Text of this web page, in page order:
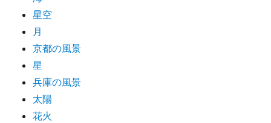
星空
月
京都の風景
星
兵庫の風景
太陽
花火